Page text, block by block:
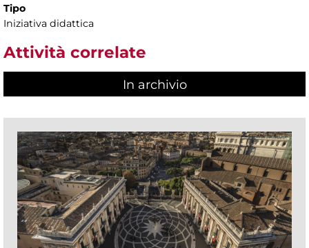
Tipo
Iniziativa didattica
Attività correlate
In archivio